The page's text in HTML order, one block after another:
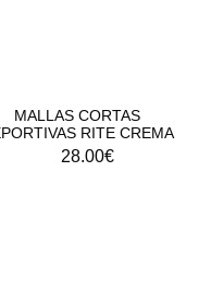
MALLAS CORTAS
RITE CREMA
28.00€